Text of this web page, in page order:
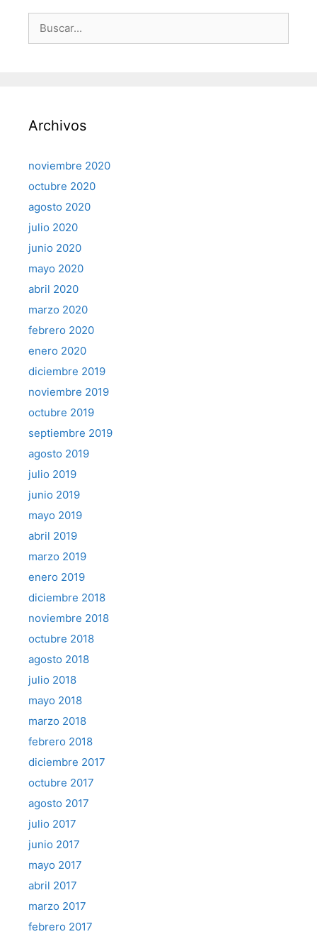
Archivos
noviembre 2020
octubre 2020
agosto 2020
julio 2020
junio 2020
mayo 2020
abril 2020
marzo 2020
febrero 2020
enero 2020
diciembre 2019
noviembre 2019
octubre 2019
septiembre 2019
agosto 2019
julio 2019
junio 2019
mayo 2019
abril 2019
marzo 2019
enero 2019
diciembre 2018
noviembre 2018
octubre 2018
agosto 2018
julio 2018
mayo 2018
marzo 2018
febrero 2018
diciembre 2017
octubre 2017
agosto 2017
julio 2017
junio 2017
mayo 2017
abril 2017
marzo 2017
febrero 2017